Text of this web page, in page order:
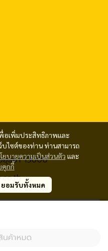
นค้าหมด
พื่อเพิ่มประสิทธิภาพและ
บไซต์ของท่าน ท่านสามารถ
ยบายความเป็นส่วนตัว และ
คุกกี้
ยอมรับทั้งหมด
ยุธยา 13000